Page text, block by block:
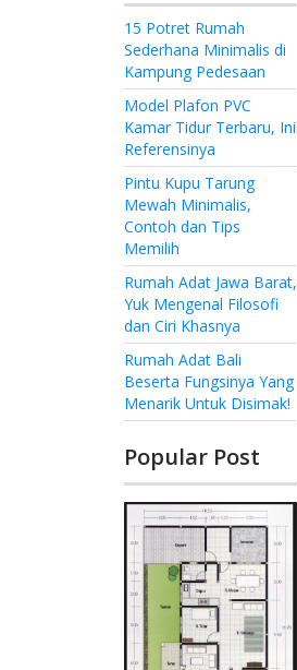
15 Potret Rumah
Sederhana Minimalis di
Kampung Pedesaan
Model Plafon PVC
Kamar Tidur Terbaru, Ini
Referensinya
Pintu Kupu Tarung
Mewah Minimalis,
Contoh dan Tips
Memilih
Rumah Adat Jawa Barat,
Yuk Mengenal Filosofi
dan Ciri Khasnya
Rumah Adat Bali
Beserta Fungsinya Yang
Menarik Untuk Disimak!
Popular Post